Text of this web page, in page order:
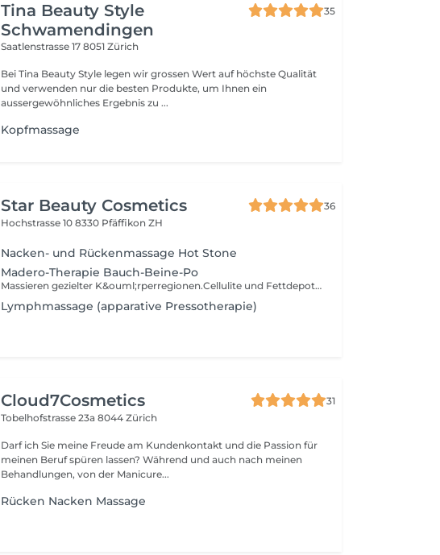
Tina Beauty Style
Schwamendingen
35
Saatlenstrasse 178051 Zürich
Bei Tina Beauty Style legen wir grossen Wert auf höchste Qualität
und verwenden nur die besten Produkte, um Ihnen ein
aussergewöhnliches Ergebnis zu ...
Kopfmassage
Star Beauty Cosmetics
36
Hochstrasse 108330 Pfäffikon ZH
Nacken- und Rückenmassage Hot Stone
Madero-Therapie Bauch-Beine-Po
Massieren gezielter K&ouml;rperregionen.Cellulite und Fettdepots werden dank speziellen Holzelementen auf nat&uuml;rliche Weise "wegmassiert", ausserdem wir das Lymphsysten angeregt, der Stoffwechsel wird beschleunigt, Toxine werden ausgeschieden, die Fettverbrennung wird angeregt.
Lymphmassage (apparative Pressotherapie)
Cloud7Cosmetics
31
Tobelhofstrasse 23a8044 Zürich
Darf ich Sie meine Freude am Kundenkontakt und die Passion für
meinen Beruf spüren lassen? Während und auch nach meinen
Behandlungen, von der Manicure...
Rücken Nacken Massage